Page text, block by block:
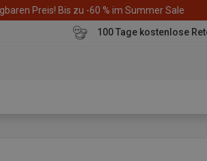
Preis! Bis zu -60 % im Summer Sale
100 Tage kostenlose